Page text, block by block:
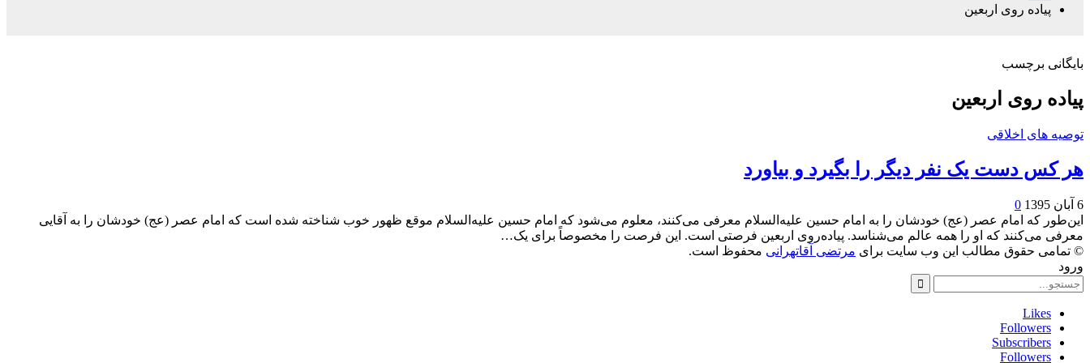
پیاده روی اربعین
بایگانی برچسب
پیاده روی اربعین
توصیه های اخلاقی
هر کس دست یک نفر دیگر را بگیرد و بیاورد
6 آبان 1395
0
این‌طور که امام عصر (عج) خودشان را به امام حسین علیه‌السلام معرفی می‌کنند، معلوم می‌شود که امام حسین علیه‌السلام موقع ظهور خوب شناخته شده است که امام عصر (عج) خودشان را به آقایی
معرفی می‌کنند که او را همه عالم می‌شناسد. پیاده‌روی اربعین فرصتی است. این فرصت را مخصوصاً برای یک…
© تمامی حقوق مطالب این وب سایت برای مرتضی آقاتهرانی محفوظ است.
ورود
Likes
Followers
Subscribers
Followers